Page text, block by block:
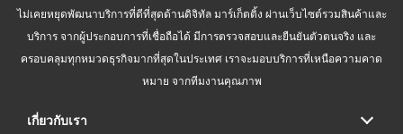
ไม่เคยหยุดพัฒนาบริการที่ดีที่สุดด้านดิจิทัล มาร์เก็ตติ้ง ผ่านเว็บไซต์รวมสินค้าและ
บริการ จากผู้ประกอบการที่เชื่อถือได้ มีการตรวจสอบและยืนยันตัวตนจริง และ
ครอบคลุมทุกหมวดธุรกิจมากที่สุดในประเทศ เราจะมอบบริการที่เหนือความคาด
หมาย จากทีมงานคุณภาพ
เกี่ยวกับเรา